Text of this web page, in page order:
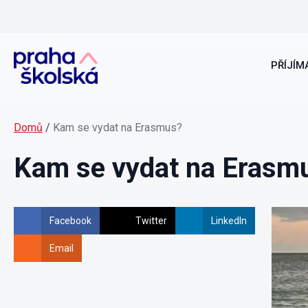
Domů / Kam se vydat na Erasmus?
Kam se vydat na
Facebook Twitter LinkedIn
Email